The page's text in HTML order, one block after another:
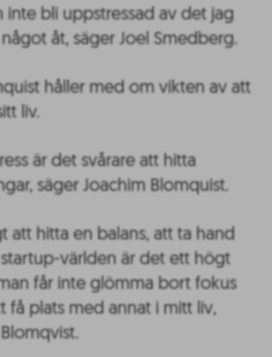
inte bli uppstressad av det jag
åt, säger Joel Smedberg.
håller med om vikten av att
liv.
är det svårare att hitta
säger Joachim Blomquist.
att hitta en balans, att ta hand
startup-världen är det ett högt
får inte glömma bort fokus
få plats med annat i mitt liv,